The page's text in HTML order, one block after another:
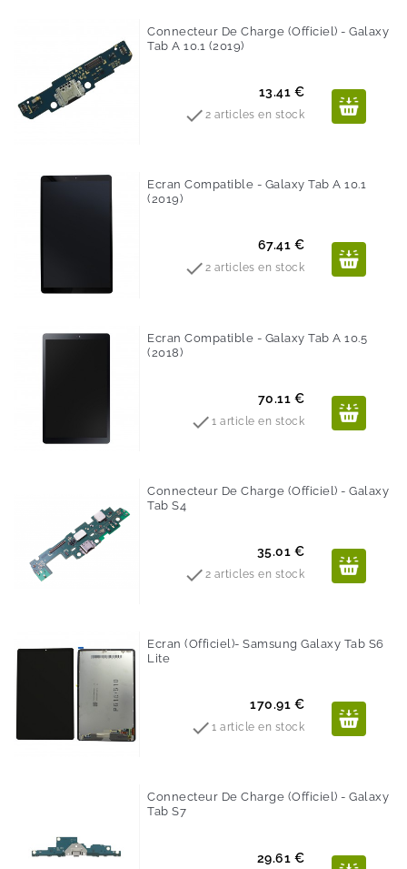
Connecteur De Charge (Officiel) - Galaxy
Tab A 10.1 (2019)
Prix
13.41 €
 2 articles en stock
Ecran Compatible - Galaxy Tab A 10.1
(2019)
Prix
67.41 €
 2 articles en stock
Ecran Compatible - Galaxy Tab A 10.5
(2018)
Prix
70.11 €
1 article en stock
Connecteur De Charge (Officiel) - Galaxy
Tab S4
Prix
35.01 €
 2 articles en stock
Ecran (Officiel)- Samsung Galaxy Tab S6
Lite
Prix
170.91 €
1 article en stock
Connecteur De Charge (Officiel) - Galaxy
Tab S7
Prix
29.61 €